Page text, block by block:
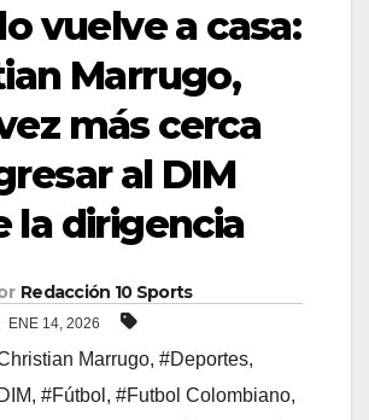
vuelve a casa:
Marrugo,
más cerca
al DIM
la dirigencia
Redacción 10 Sports
ENE 14, 2026
Marrugo, #Deportes,
, #Fútbol , #Futbol Colombiano,